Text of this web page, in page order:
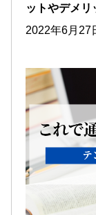
ットやデメリ
2022年6月27